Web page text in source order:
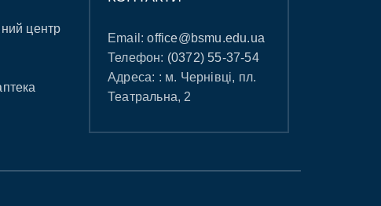
центр
Email:office@bsmu.edu.ua
Телефон: (0372) 55-37-54
Адреса: : м. Чернівці, пл.
Театральна, 2